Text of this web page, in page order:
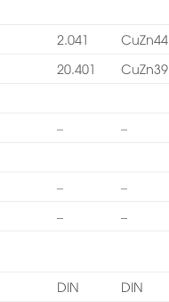
2.041
20.401
– –
–
–
– –
DIN
DIN